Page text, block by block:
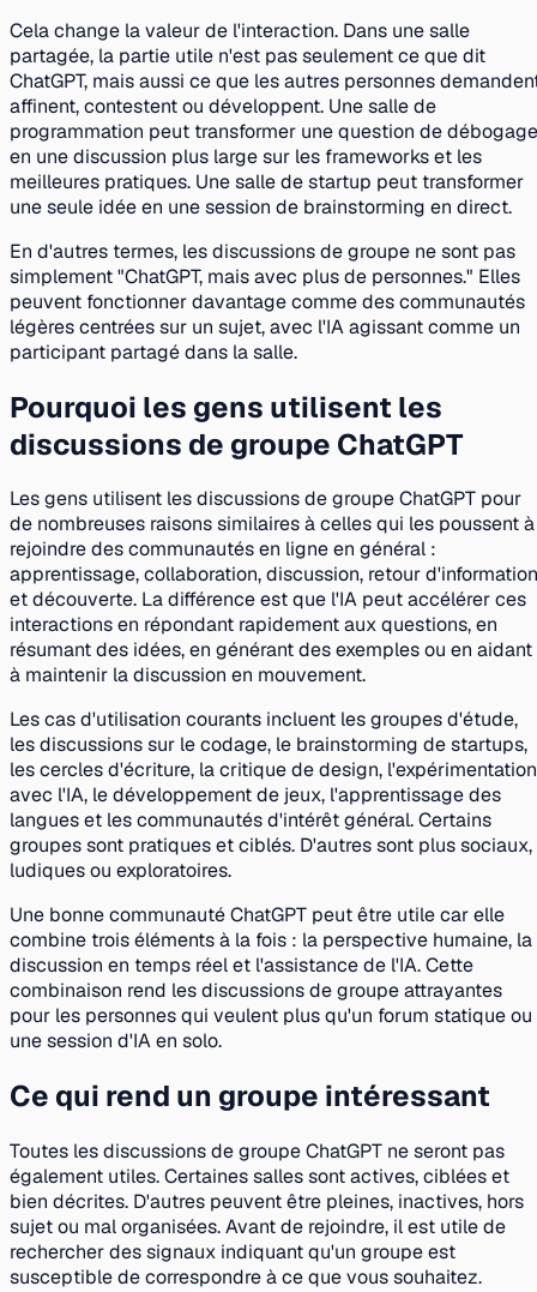
Cela change la valeur de l'interaction. Dans une salle
partagée, la partie utile n'est pas seulement ce que dit
ChatGPT, mais aussi ce que les autres personnes
affinent, contestent ou développent. Une salle de
programmation peut transformer une question de débogage
en une discussion plus large sur les frameworks et les
meilleures pratiques. Une salle de startup peut transformer
une seule idée en une session de brainstorming en direct.
En d'autres termes, les discussions de groupe ne sont pas
simplement "ChatGPT, mais avec plus de personnes." Elles
peuvent fonctionner davantage comme des communautés
légères centrées sur un sujet, avec l'IA agissant comme un
participant partagé dans la salle.
Pourquoi les gens utilisent les
discussions de groupe ChatGPT
Les gens utilisent les discussions de groupe ChatGPT pour
de nombreuses raisons similaires à celles qui les poussent à
rejoindre des communautés en ligne en général :
apprentissage, collaboration, discussion, retour d'information
et découverte. La différence est que l'IA peut accélérer ces
interactions en répondant rapidement aux questions, en
résumant des idées, en générant des exemples ou en aidant
à maintenir la discussion en mouvement.
Les cas d'utilisation courants incluent les groupes d'étude,
les discussions sur le codage, le brainstorming de startups,
les cercles d'écriture, la critique de design, l'expérimentation
avec l'IA, le développement de jeux, l'apprentissage des
langues et les communautés d'intérêt général. Certains
groupes sont pratiques et ciblés. D'autres sont plus sociaux,
ludiques ou exploratoires.
Une bonne communauté ChatGPT peut être utile car elle
combine trois éléments à la fois : la perspective humaine, la
discussion en temps réel et l'assistance de l'IA. Cette
combinaison rend les discussions de groupe attrayantes
pour les personnes qui veulent plus qu'un forum statique ou
une session d'IA en solo.
Ce qui rend un groupe intéressant
Toutes les discussions de groupe ChatGPT ne seront pas
également utiles. Certaines salles sont actives, ciblées et
bien décrites. D'autres peuvent être pleines, inactives, hors
sujet ou mal organisées. Avant de rejoindre, il est utile de
rechercher des signaux indiquant qu'un groupe est
susceptible de correspondre à ce que vous souhaitez.